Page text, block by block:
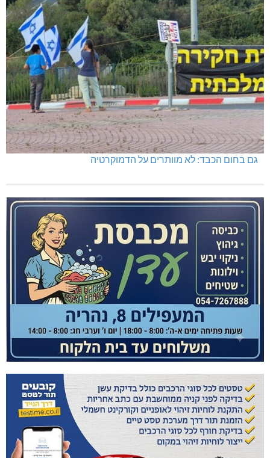
גם בחום הכבד: לא מוותרים על הדמוקרטיה